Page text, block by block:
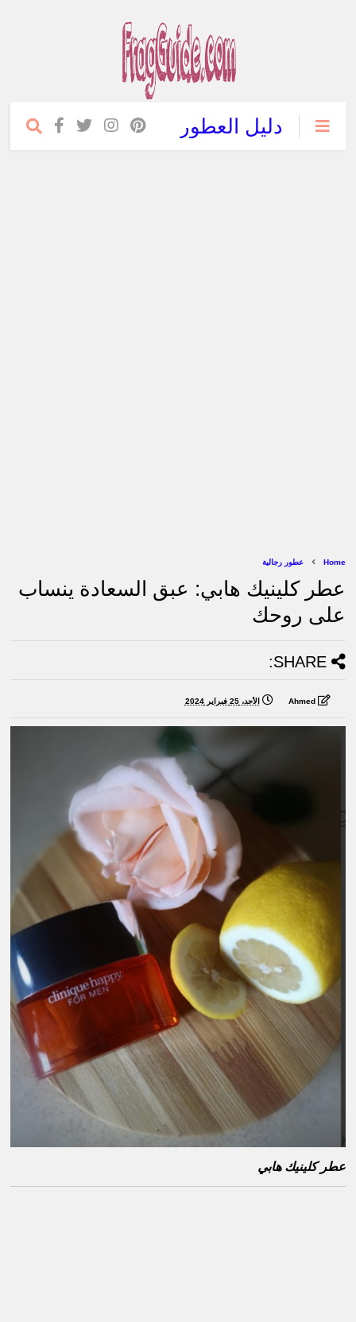
دليل العطور
Home عطور رجالية
عطر كلينيك هابي: عبق السعادة ينساب
على روحك
SHARE:
Ahmed الأحد، 25 فبراير 2024
عطر كلينيك هابي